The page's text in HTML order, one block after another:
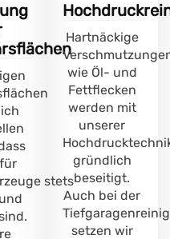
stets
Hartnäckige
wie Öl- und
Fettflecken
werden mit
unserer
gründlich
beseitigt.
Auch bei der
setzen wir